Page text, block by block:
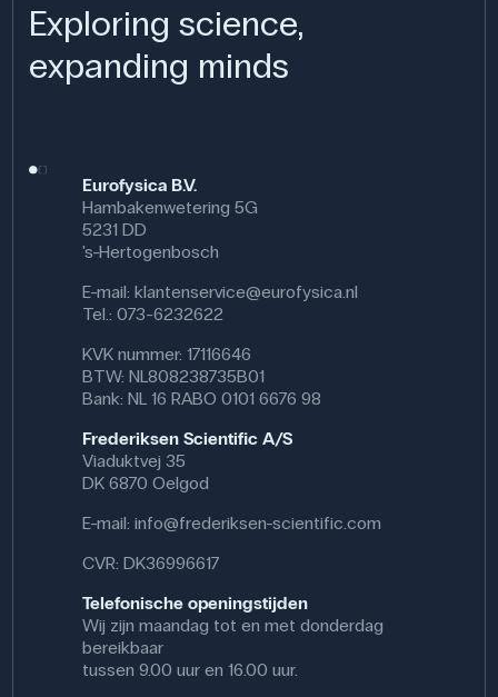
Exploring science,
expanding minds
Eurofysica B.V.
Hambakenwetering 5G
5231 DD
's-Hertogenbosch
E-mail:klantenservice@eurofysica.nl
Tel.: 073-6232622
KVK nummer: 17116646
BTW: NL808238735B01
Bank: NL 16 RABO 0101 6676 98
Frederiksen Scientific A/S
Viaduktvej 35
DK 6870 Oelgod
E-mail:info@frederiksen-scientific.com
CVR: DK36996617
Telefonische openingstijden
Wij zijn maandag tot en met donderdag
bereikbaar
tussen 9.00 uur en 16.00 uur.